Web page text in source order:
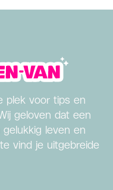
plek voor tips en
geloven dat een
leven en
vind je uitgebreide